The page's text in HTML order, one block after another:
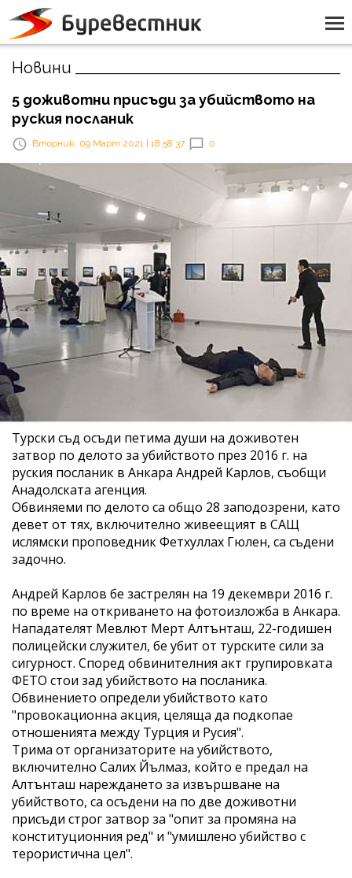
Новини
5 доживотни присъди за убийството на
руския посланик
Вторник, 09 Март 2021 | 18:58:37 0
Турски съд осъди петима души на доживотен
затвор по делото за убийството през 2016 г. на
руския посланик в Анкара Андрей Карлов, съобщи
Анадолската агенция.
Обвиняеми по делото са общо 28 заподозрени, като
девет от тях, включително живеещият в САЩ
ислямски проповедник Фетхуллах Гюлен, са съдени
задочно.
Андрей Карлов бе застрелян на 19 декември 2016 г.
по време на откриването на фотоизложба в Анкара.
Нападателят Мевлют Мерт Алтънташ, 22-годишен
полицейски служител, бе убит от турските сили за
сигурност. Според обвинителния акт групировката
ФЕТО стои зад убийството на посланика.
Обвинението определи убийството като
"провокационна акция, целяща да подкопае
отношенията между Турция и Русия".
Трима от организаторите на убийството,
включително Салих Йълмаз, който е предал на
Алтънташ нареждането за извършване на
убийството, са осъдени на по две доживотни
присъди строг затвор за "опит за промяна на
конституционния ред" и "умишлено убийство с
терористична цел".